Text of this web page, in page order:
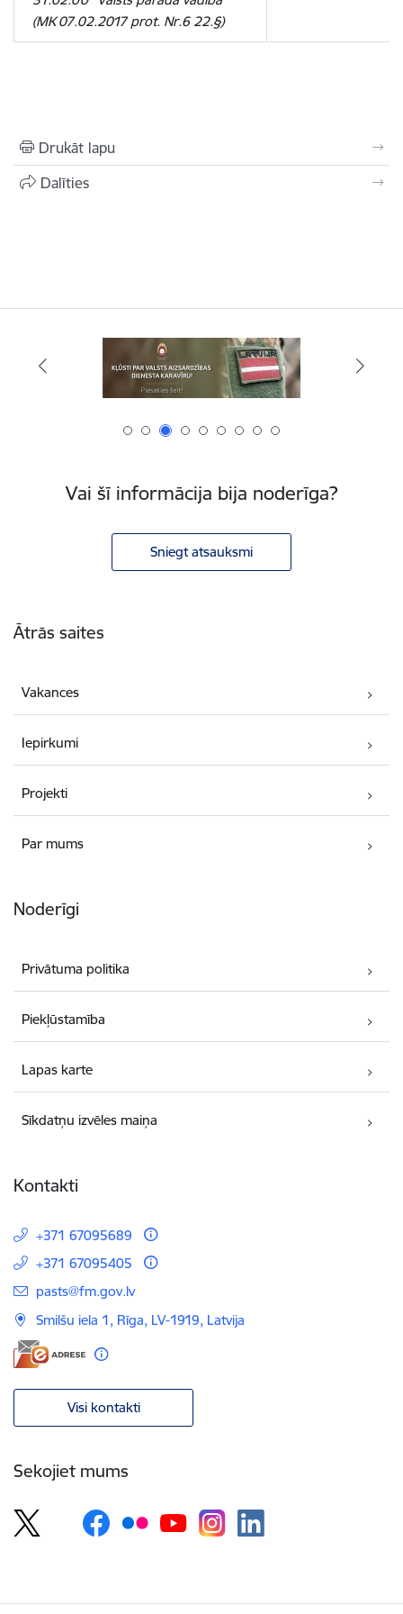
(MK 07.02.2017 prot. Nr.6 22.§)
Drukāt lapu
Dalīties
Vai šī informācija bija noderīga?
Sniegt atsauksmi
Ātrās saites
Vakances
Iepirkumi
Projekti
Par mums
Noderīgi
Privātuma politika
Piekļūstamība
Lapas karte
Sīkdatņu izvēles maiņa
Kontakti
+371 67095689
+371 67095405
E-pasts:
pasts@fm.gov.lv
Smilšu iela 1, Rīga, LV-1919, Latvija
Visi kontakti
Sekojiet mums